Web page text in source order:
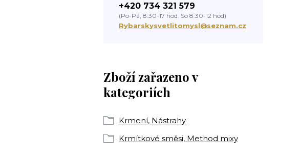
Zboží zařazeno v
kategoriích
Krmení, Nástrahy
Krmítkové směsi, Method mixy
+420 734 321 579
(Po-Pá, 8:30-17 hod. So 8:30-12 hod)
Rybarskysvetlitomysl@seznam.cz